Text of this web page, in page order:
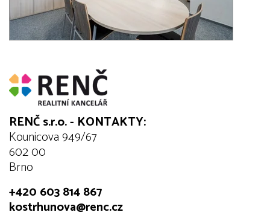
RENČ s.r.o. - KONTAKTY:
Kounicova 949/67
602 00
Brno
+420 603 814 867
kostrhunova@renc.cz